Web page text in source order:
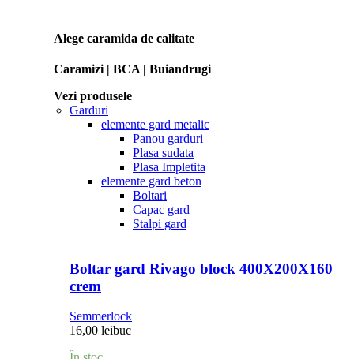
Alege caramida de calitate
Caramizi | BCA | Buiandrugi
Vezi produsele
Garduri
elemente gard metalic
Panou garduri
Plasa sudata
Plasa Impletita
elemente gard beton
Boltari
Capac gard
Stalpi gard
Boltar gard Rivago block 400X200X160
crem
Semmerlock
16,00 leibuc